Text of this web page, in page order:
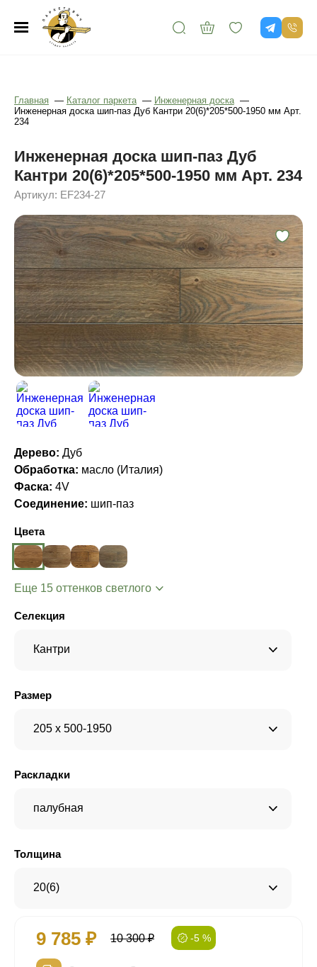
Главная — Каталог паркета — Инженерная доска —
Инженерная доска шип-паз Дуб Кантри 20(6)*205*500-1950 мм Арт.
234
Инженерная доска шип-паз Дуб
Кантри 20(6)*205*500-1950 мм Арт. 234
Артикул: EF234-27
Дерево: Дуб
Обработка: масло (Италия)
Фаска: 4V
Соединение: шип-паз
Цвета
Еще 15 оттенков светлого
Селекция
Кантри
Размер
205 x 500-1950
Раскладки
палубная
Толщина
20(6)
9 785 ₽ 10 300 ₽ -5 %